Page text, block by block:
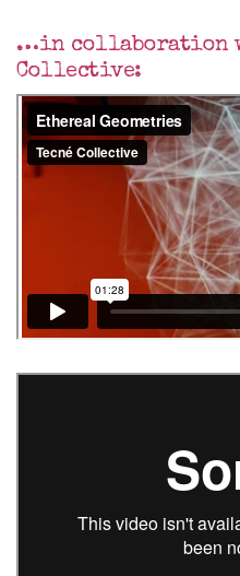
…in collaboration
Collective: